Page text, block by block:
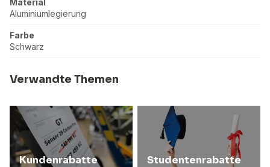
Material
Aluminiumlegierung
Farbe
Schwarz
Verwandte Themen
Kundenrabatte Studentenrabatte